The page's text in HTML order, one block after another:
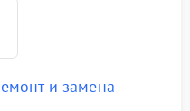
и замена